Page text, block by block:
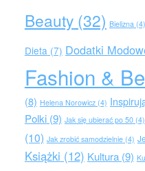
Beauty(32) Bielizna(4)
Dieta(7) Dodatki
Fashion &
(8) Helena Norowicz(4)
Polki(9) Jak się ubierać po 50(4)
(10) Jak zrobić samodzielnie(4)
Książki (12) Kultura(9)